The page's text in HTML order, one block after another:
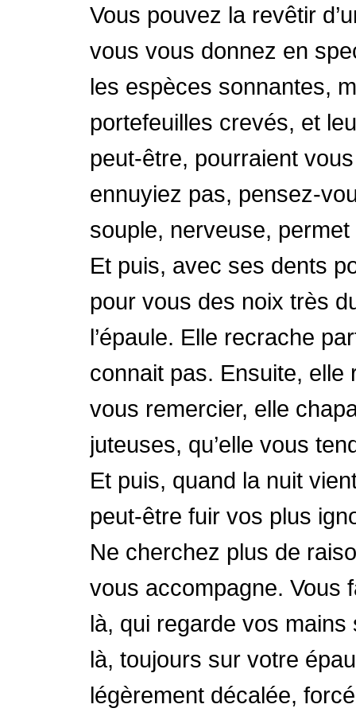
Vous pouvez la revêtir
vous vous donnez en
les espèces sonnantes,
portefeuilles crevés, et
peut-être, pourraient
ennuyiez pas, pensez-
souple, nerveuse,
Et puis, avec ses dents
pour vous des noix très
l’épaule. Elle recrache
connait pas. Ensuite, elle
vous remercier, elle
juteuses, qu’elle vous
Et puis, quand la nuit
peut-être fuir vos plus
Ne cherchez plus de
vous accompagne. Vous
là, qui regarde vos mains
là, toujours sur votre
légèrement décalée,